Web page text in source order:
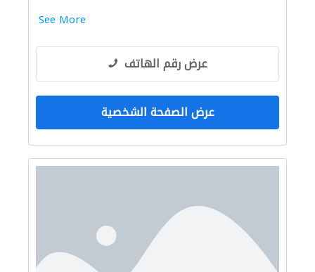
See More
عرض رقم الهاتف
عرض الصفحة الشخصية